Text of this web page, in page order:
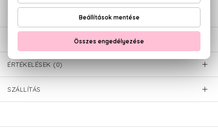
LEÍRÁS
ÉRTÉKELÉSEK (0)
SZÁLLÍTÁS